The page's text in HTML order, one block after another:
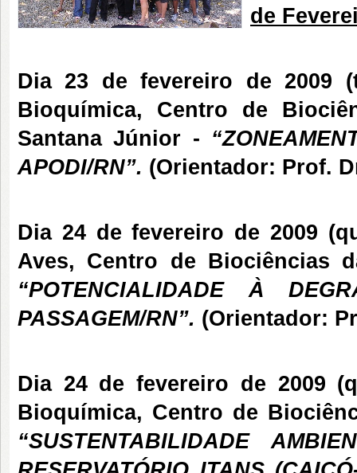
de
Dia 23 de fevereiro de 2009
Bioquímica, Centro de
Santana Júnior -
APODI/RN”. (Orientador: Prof.
Dia 24 de fevereiro de 2009
Aves, Centro de Biociências
“POTENCIALIDADE À
PASSAGEM/RN”. (Orientador:
Dia 24 de fevereiro de 2009
Bioquímica, Centro de
“SUSTENTABILIDADE